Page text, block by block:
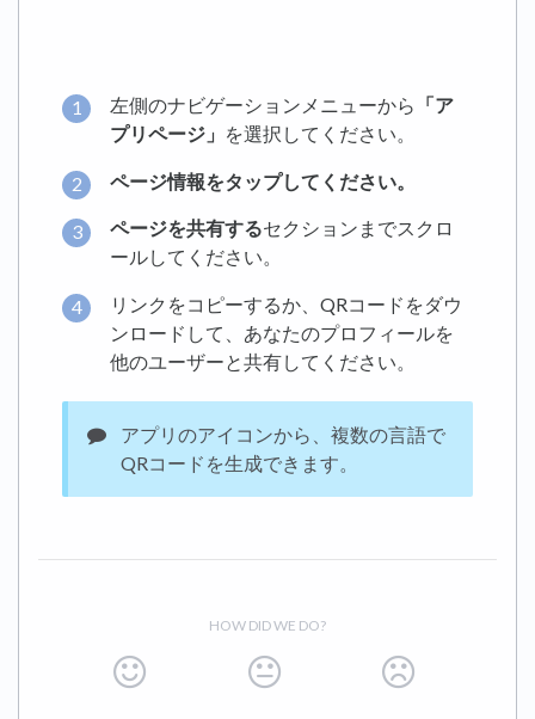
左側のナビゲーションメニューから 「ア
プリページ」 を選択してください。
ページ情報をタップしてください。
ページを共有するセクションまでスクロ
ールしてください。
リンクをコピーするか、QRコードをダウ
ンロードして、あなたのプロフィールを
他のユーザーと共有してください。
アプリのアイコンから、複数の言語で
QRコードを生成できます。
HOW DID WE DO?